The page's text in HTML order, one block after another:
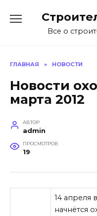
содержаниюВсе о
ГЛАВНАЯ » НОВОСТИ
Новости
марта 2012
АВТОР
admin
ПРОСМОТРОВ
19
14 апреля
начнётся